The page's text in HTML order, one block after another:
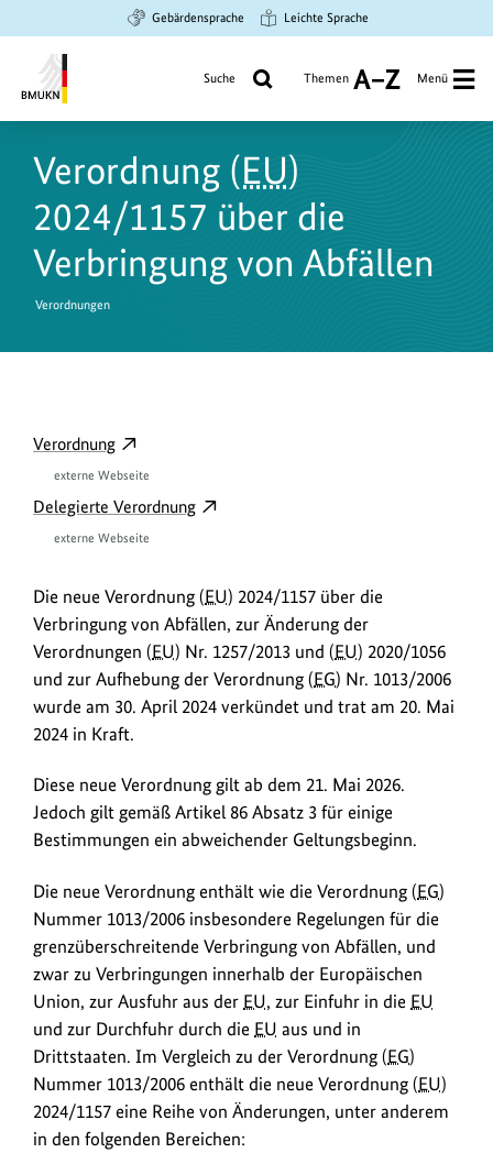
Hauptinhalt
springen
Suche
springen
Hauptnavigation
springen
Gebärdensprache Leichte Sprache
Umwelt,
Naturschutz
und
nukleare
Sicherheit
Suche Themen
A
Z
Menü
Verordnung (EU)
2024/1157 über die
Verbringung von Abfällen
Verordnungen
D
w
o
a
d
s
/
i
n
k
s
Verordnungexterner
Link
öffnet
neuem
Verordnung
externe Webseite
Delegierte Verordnungexterner
in
neuem
Fenster:
Delegierte
Verordnung
externe Webseite
Die neue Verordnung (EU) 2024/1157 über die
Verbringung von Abfällen, zur Änderung der
Verordnungen (EU) Nr. 1257/2013 und (EU) 2020/1056
und zur Aufhebung der Verordnung (EG) Nr. 1013/2006
wurde am 30. April 2024 verkündet und trat am 20. Mai
2024 in Kraft.
Diese neue Verordnung gilt ab dem 21. Mai 2026.
Jedoch gilt gemäß Artikel 86 Absatz 3 für einige
Bestimmungen ein abweichender Geltungsbeginn.
Die neue Verordnung enthält wie die Verordnung (EG)
Nummer 1013/2006 insbesondere Regelungen für die
grenzüberschreitende Verbringung von Abfällen, und
zwar zu Verbringungen innerhalb der Europäischen
Union, zur Ausfuhr aus der EU, zur Einfuhr in die EU
und zur Durchfuhr durch die EU aus und in
Drittstaaten. Im Vergleich zu der Verordnung (EG)
Nummer 1013/2006 enthält die neue Verordnung (EU)
2024/1157 eine Reihe von Änderungen, unter anderem
in den folgenden Bereichen: